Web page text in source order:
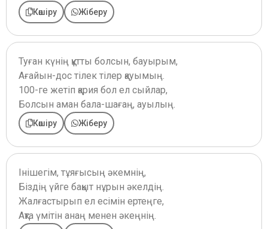
Көшіру Жіберу
Туған күнің құтты болсын, бауырым,
Ағайын-дос тілек тілер қауымың.
100-ге жетіп қария бол ел сыйлар,
Болсын аман бала-шағаң, ауылың.
Көшіру Жіберу
Інішегім, тұяғысың әкемнің,
Біздің үйге бақыт нұрын әкелдің.
Жалғастырып ел есімін ертеңге,
Ақта үмітін анаң менен әкеңнің.